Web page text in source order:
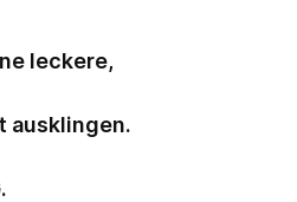
leckere,
ausklingen.